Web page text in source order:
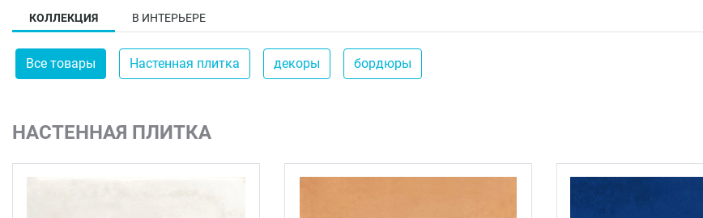
КОЛЛЕКЦИЯ В ИНТЕРЬЕРЕ
Все товары Настенная плитка декоры бордюры
НАСТЕННАЯ ПЛИТКА